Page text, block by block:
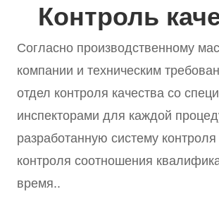
Контроль
Согласно производственному
компании и техническим
отдел контроля качества со
инспекторами для каждой
разработанную систему
контроля соотношения
время..